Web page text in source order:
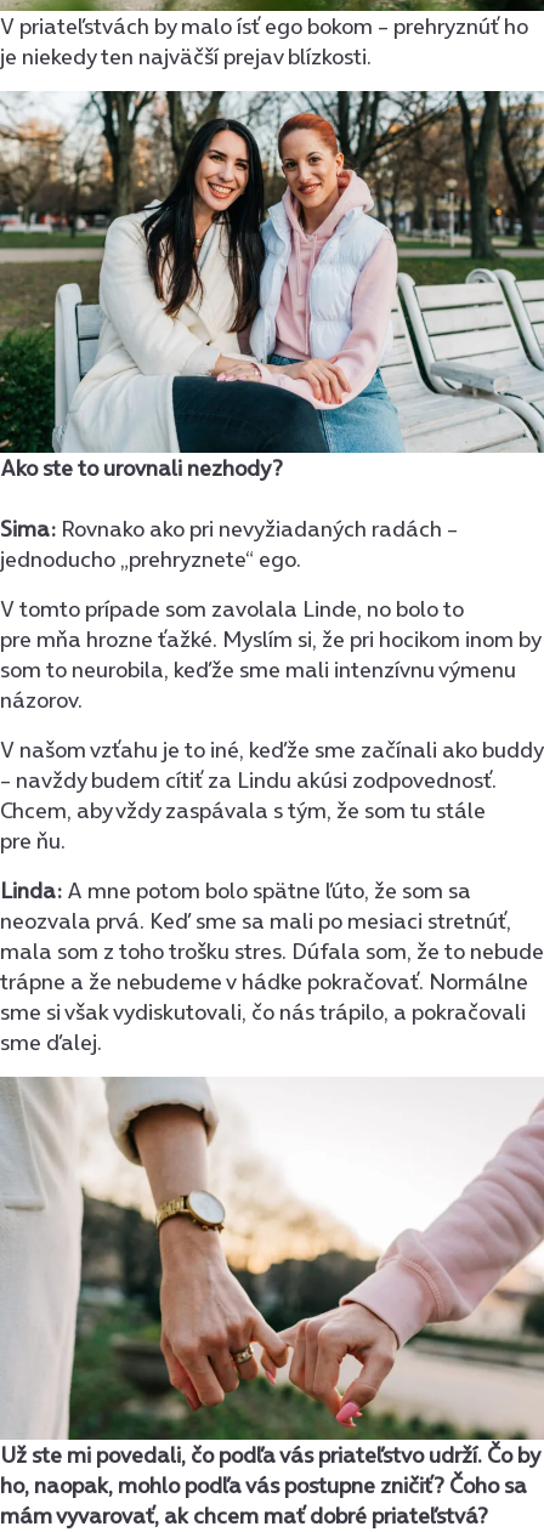
V priateľstvách by malo ísť ego bokom – prehryznúť ho
je niekedy ten najväčší prejav blízkosti.
Ako ste to urovnali nezhody?
Sima: Rovnako ako pri nevyžiadaných radách –
jednoducho „prehryznete“ ego.
V tomto prípade som zavolala Linde, no bolo to
pre mňa hrozne ťažké. Myslím si, že pri hocikom inom by
som to neurobila, keďže sme mali intenzívnu výmenu
názorov.
V našom vzťahu je to iné, keďže sme začínali ako buddy
– navždy budem cítiť za Lindu akúsi zodpovednosť.
Chcem, aby vždy zaspávala s tým, že som tu stále
pre ňu.
Linda: A mne potom bolo spätne ľúto, že som sa
neozvala prvá. Keď sme sa mali po mesiaci stretnúť,
mala som z toho trošku stres. Dúfala som, že to nebude
trápne a že nebudeme v hádke pokračovať. Normálne
sme si však vydiskutovali, čo nás trápilo, a pokračovali
sme ďalej.
Už ste mi povedali, čo podľa vás priateľstvo udrží. Čo by
ho, naopak, mohlo podľa vás postupne zničiť? Čoho sa
mám vyvarovať, ak chcem mať dobré priateľstvá?